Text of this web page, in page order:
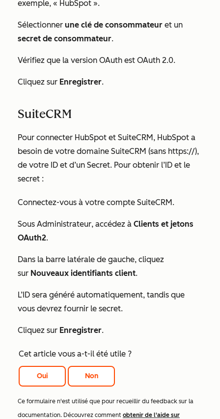
exemple, « HubSpot ».
Sélectionner une clé de consommateur et un
secret de consommateur.
Vérifiez que la version OAuth est OAuth 2.0.
Cliquez sur Enregistrer.
SuiteCRM
Pour connecter HubSpot et SuiteCRM, HubSpot a
besoin de votre domaine SuiteCRM (sans https://),
de votre ID et d’un Secret. Pour obtenir l’ID et le
secret :
Connectez-vous à votre compte SuiteCRM.
Sous Administrateur, accédez à Clients et jetons
OAuth2.
Dans la barre latérale de gauche, cliquez
sur Nouveaux identifiants client.
L’ID sera généré automatiquement, tandis que
vous devrez fournir le secret.
Cliquez sur Enregistrer.
Cet article vous a-t-il été utile ?
Oui Non
Ce formulaire n'est utilisé que pour recueillir du feedback sur la
documentation. Découvrez comment obtenir de l'aide sur